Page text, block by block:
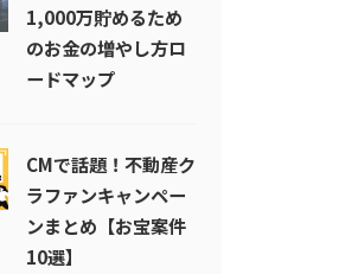
1,000万貯めるため
のお金の増やし方ロ
ードマップ
CMで話題！不動産ク
ラファンキャンペー
ンまとめ【お宝案件
10選】